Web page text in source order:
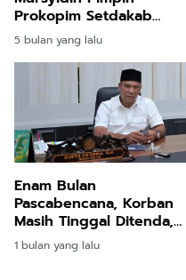
Prokopim Setdakab
Bireuen
5 bulan yang lalu
Enam Bulan
Pascabencana, Korban
Masih Tinggal Ditenda,
Surya Dharma
Pertanyakan Keseriusan
1 bulan yang lalu